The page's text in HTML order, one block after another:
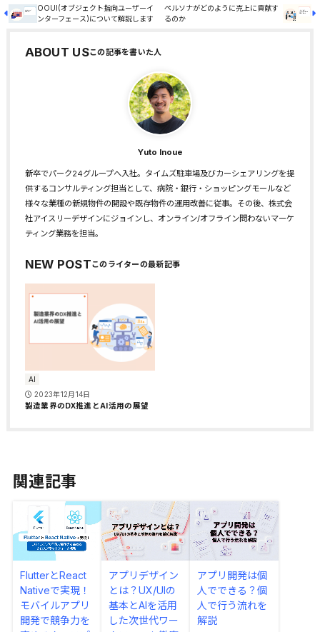
OOUI(オブジェクト指向ユーザーイ
ンターフェース)について解説します
ペルソナがどのように売上に貢献す
るのか
ABOUT US
Yuto Inoue
新卒でパーク24グループへ入社。タイムズ駐車場及びカーシェアリングを提
供するコンサルティング担当として、病院・銀行・ショッピングモールなど
様々な業種の新規物件の開設や既存物件の運用改善に従事。その後、株式会
社アイスリーデザインにジョインし、オンライン/オフライン問わないマーケ
ティング業務を担当。
NEW POST
AI
2023年12月14日
製造業界のDX推進とAI活用の展望
関連記事
FlutterとReact
Nativeで実現！
モバイルアプリ
開発で競争力を
アプリデザイン
とは？UX/UIの
基本とAIを活用
した次世代ワー
アプリ開発は個
人でできる？個
人で行う流れを
解説